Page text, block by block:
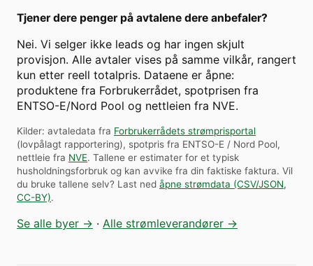
Tjener dere penger på avtalene dere anbefaler?
Nei. Vi selger ikke leads og har ingen skjult
provisjon. Alle avtaler vises på samme vilkår, rangert
kun etter reell totalpris. Dataene er åpne:
produktene fra Forbrukerrådet, spotprisen fra
ENTSO-E/Nord Pool og nettleien fra NVE.
Kilder: avtaledata fra Forbrukerrådets strømprisportal
(lovpålagt rapportering), spotpris fra ENTSO-E / Nord Pool,
nettleie fra NVE. Tallene er estimater for et typisk
husholdningsforbruk og kan avvike fra din faktiske faktura. Vil
du bruke tallene selv? Last ned åpne strømdata (CSV/JSON,
CC-BY).
Se alle byer → · Alle strømleverandører →